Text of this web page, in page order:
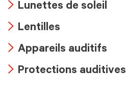
icon
icon
Lunettes de soleil
icon
Lentilles
icon
Appareils auditifs
Protections auditives